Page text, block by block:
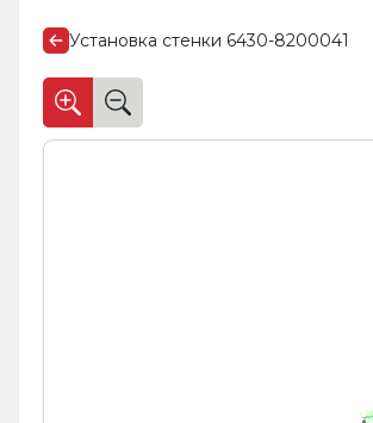
Установка стенки 6430-8200041